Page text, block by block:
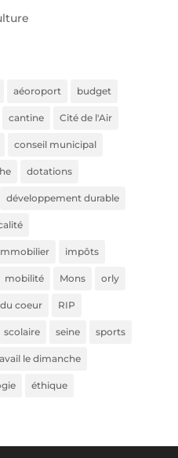
aéoroport budget
cantine Cité de l'Air
conseil municipal
dotations
développement durable
impôts
mobilité Mons orly
coeur RIP
scolaire seine sports
le dimanche
éthique